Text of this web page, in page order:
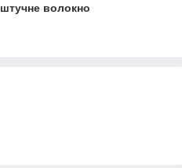
штучне волокно